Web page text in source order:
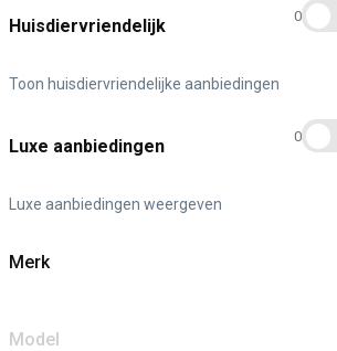
Huisdiervriendelijk
Toon huisdiervriendelijke aanbiedingen
0
Luxe aanbiedingen
Luxe aanbiedingen weergeven
0
Merk
Model